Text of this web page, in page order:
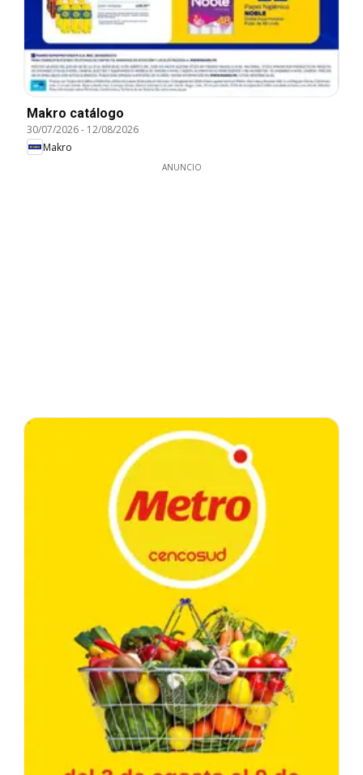
Makro catálogo
30/07/2026- 12/08/2026
Makro
ANUNCIO